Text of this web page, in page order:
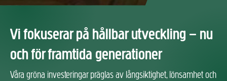
Vi fokuserar på hållbar utveckling – nu
och för framtida generationer
Våra gröna investeringar präglas av långsiktighet, lönsamhet och